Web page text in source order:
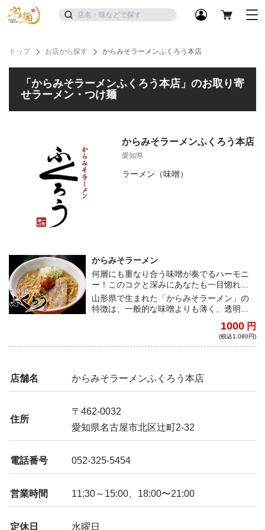
トップ お店から探す からみそラーメンふくろう本店
「からみそラーメンふくろう本店」のお取り寄
せラーメン・つけ麺
からみそラーメンふくろう本店
愛知県
ラーメン（味噌）
からみそラーメン
何層にも重なり合う味噌が奏でるハーモニ
ー！このコクと深みにあなたも一目惚れす
ること間違いなし！
山形県で生まれた「からみそラーメン」の
特徴は、一般的な味噌よりも薄く、透明度
味噌の色が濃く独自にアレンジされた一杯
1000 円
(税込1,080円)
店舗名 からみそラーメンふくろう本店
住所
〒462-0032
愛知県名古屋市北区辻町2-32
電話番号 052-325-5454
営業時間 11:30～15:00、18:00〜21:00
定休日 水曜日